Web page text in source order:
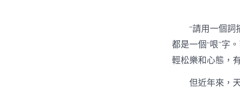
“請用一個
都是一個“哏”字
輕松樂和心態，
但近年來，